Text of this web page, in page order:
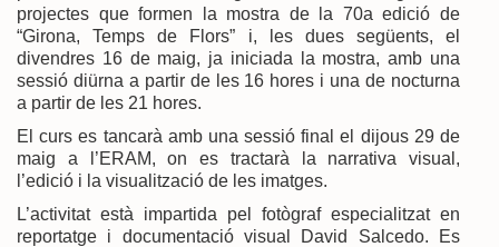
projectes que formen la mostra de la 70a edició de
“Girona, Temps de Flors” i, les dues següents, el
divendres 16 de maig, ja iniciada la mostra, amb una
sessió diürna a partir de les 16 hores i una de nocturna
a partir de les 21 hores.
El curs es tancarà amb una sessió final el dijous 29 de
maig a l’ERAM, on es tractarà la narrativa visual,
l’edició i la visualització de les imatges.
L’activitat està impartida pel fotògraf especialitzat en
reportatge i documentació visual David Salcedo. Es